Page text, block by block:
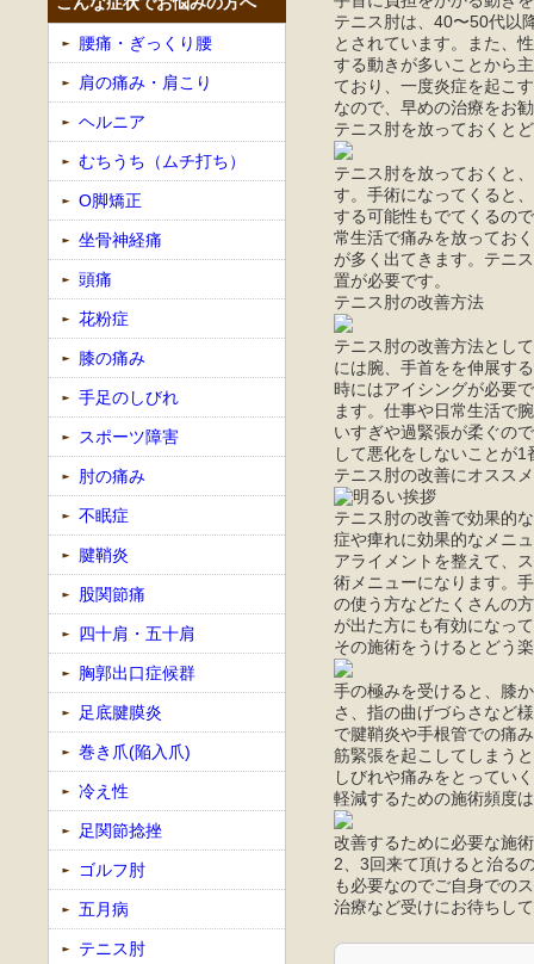
テニス肘は、40〜50代以
とされています。また、
する動きが多いことから
ており、一度炎症を起こ
なので、早めの治療をお
テニス肘を放っておくと
テニス肘を放っておくと
す。手術になってくると
する可能性もでてくるの
常生活で痛みを放ってお
が多く出てきます。テニ
置が必要です。
テニス肘の改善方法
テニス肘の改善方法とし
には腕、手首をを伸展す
時にはアイシングが必要
ます。仕事や日常生活で
いすぎや過緊張が柔ぐの
して悪化をしないことが
テニス肘の改善にオスス
テニス肘の改善で効果的
症や痺れに効果的なメニ
アライメントを整えて、
術メニューになります。
の使う方などたくさんの
が出た方にも有効になっ
その施術をうけるとどう
手の極みを受けると、膝
さ、指の曲げづらさなど
で腱鞘炎や手根管での痛
筋緊張を起こしてしまう
しびれや痛みをとってい
軽減するための施術頻度は
改善するために必要な施
2、3回来て頂けると治る
も必要なのでご自身での
治療など受けにお待ちし
腰痛・ぎっくり腰
肩の痛み・肩こり
ヘルニア
むちうち（ムチ打ち）
O脚矯正
坐骨神経痛
頭痛
花粉症
膝の痛み
手足のしびれ
スポーツ障害
肘の痛み
不眠症
腱鞘炎
股関節痛
四十肩・五十肩
胸郭出口症候群
足底腱膜炎
巻き爪(陥入爪)
冷え性
足関節捻挫
ゴルフ肘
五月病
テニス肘